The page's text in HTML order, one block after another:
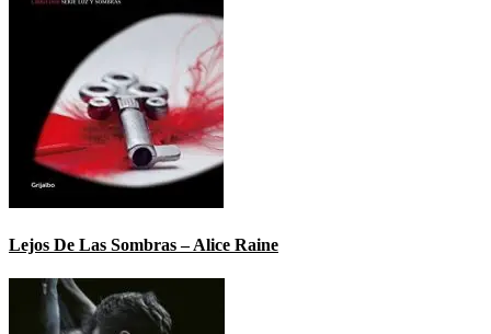
Lejos De Las Sombras – Alice Raine